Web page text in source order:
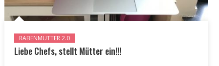
RABENMUTTER 2.0
Liebe Chefs, stellt Mütter ein!!!